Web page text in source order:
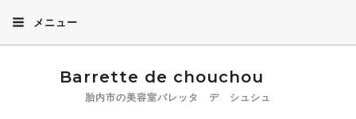
メニュー
Barrette de chouchou
胎内市の美容室バレッタ デ シュシュ